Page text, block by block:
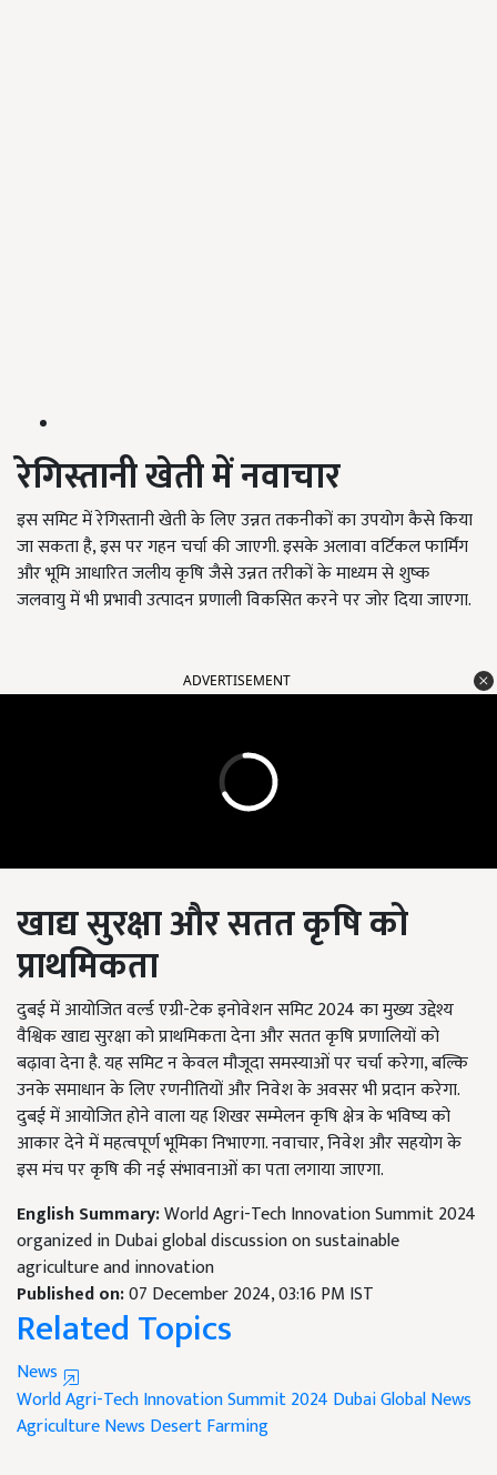
रेगिस्तानी खेती में नवाचार
इस समिट में रेगिस्तानी खेती के लिए उन्नत तकनीकों का उपयोग कैसे किया
जा सकता है, इस पर गहन चर्चा की जाएगी. इसके अलावा वर्टिकल फार्मिंग
और भूमि आधारित जलीय कृषि जैसे उन्नत तरीकों के माध्यम से शुष्क
जलवायु में भी प्रभावी उत्पादन प्रणाली विकसित करने पर जोर दिया जाएगा.
ADVERTISEMENT
खाद्य सुरक्षा और सतत कृषि को
प्राथमिकता
दुबई में आयोजित वर्ल्ड एग्री-टेक इनोवेशन समिट 2024 का मुख्य उद्देश्य
वैश्विक खाद्य सुरक्षा को प्राथमिकता देना और सतत कृषि प्रणालियों को
बढ़ावा देना है. यह समिट न केवल मौजूदा समस्याओं पर चर्चा करेगा, बल्कि
उनके समाधान के लिए रणनीतियों और निवेश के अवसर भी प्रदान करेगा.
दुबई में आयोजित होने वाला यह शिखर सम्मेलन कृषि क्षेत्र के भविष्य को
आकार देने में महत्वपूर्ण भूमिका निभाएगा. नवाचार, निवेश और सहयोग के
इस मंच पर कृषि की नई संभावनाओं का पता लगाया जाएगा.
English Summary:World Agri-Tech Innovation Summit 2024
organized in Dubai global discussion on sustainable
agriculture and innovation
Published on:07 December 2024, 03:16 PM IST
Related Topics
News
World Agri-Tech Innovation Summit 2024 Dubai Global News
Agriculture News Desert Farming